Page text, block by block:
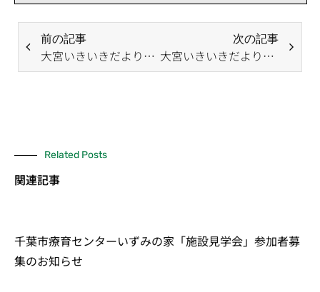
前の記事
大宮いきいきだより（11月号）
次の記事
大宮いきいきだより（1月号）
Related Posts
関連記事
千葉市療育センターいずみの家「施設見学会」参加者募
集のお知らせ